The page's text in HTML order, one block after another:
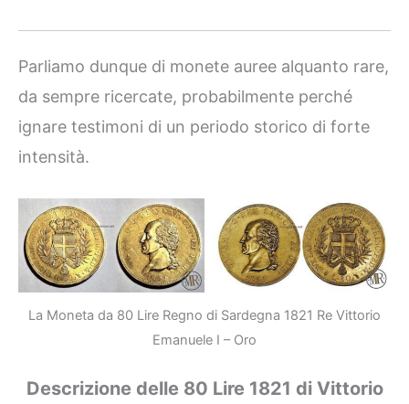
Parliamo dunque di monete auree alquanto rare,
da sempre ricercate, probabilmente perché
ignare testimoni di un periodo storico di forte
intensità.
La Moneta da 80 Lire Regno di Sardegna 1821 Re Vittorio
Emanuele I – Oro
Descrizione delle 80 Lire 1821 di Vittorio